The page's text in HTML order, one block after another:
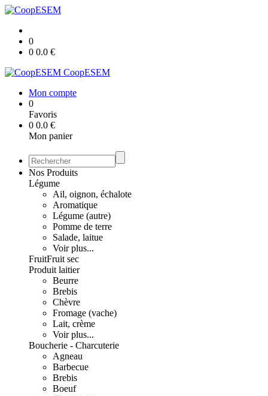
0
0 0.0 €
CoopESEM
Mon compte
0
Favoris
0 0.0 €
Mon panier
Nos Produits
Légume
Ail, oignon, échalote
Aromatique
Légume (autre)
Pomme de terre
Salade, laitue
Voir plus...
FruitFruit sec
Produit laitier
Beurre
Brebis
Chèvre
Fromage (vache)
Lait, crème
Voir plus...
Boucherie - Charcuterie
Agneau
Barbecue
Brebis
Boeuf